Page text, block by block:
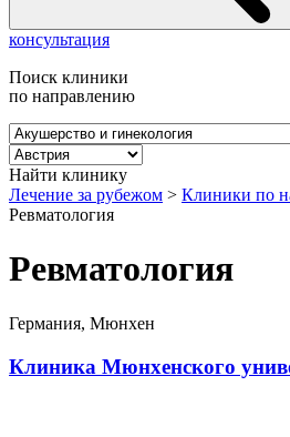
консультация
Поиск клиники
по направлению
Найти клинику
Лечение за рубежом > Клиники по
Ревматология
Ревматология
Германия, Мюнхен
Клиника Мюнхенского